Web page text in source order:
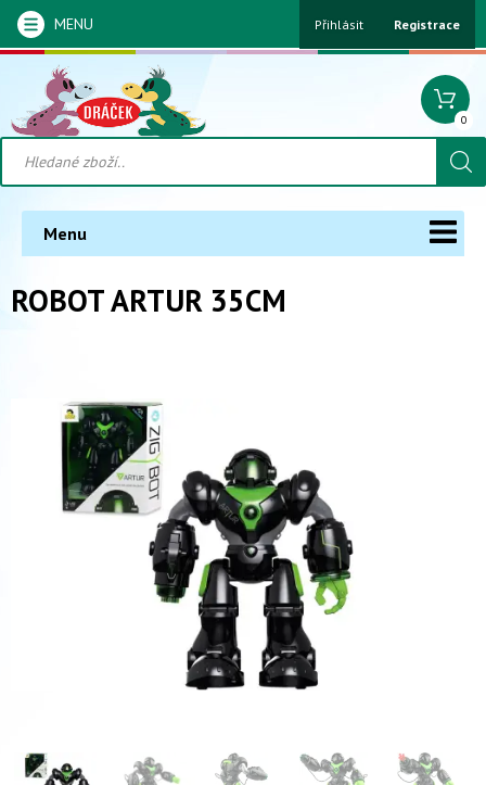
MENU Přihlásit Registrace
0
Menu
ROBOT ARTUR 35CM